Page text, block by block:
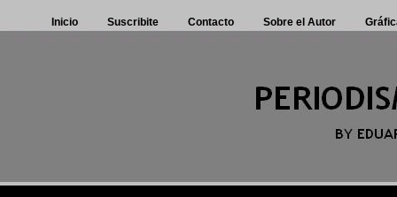
Inicio Suscribite Contacto Sobre el Autor